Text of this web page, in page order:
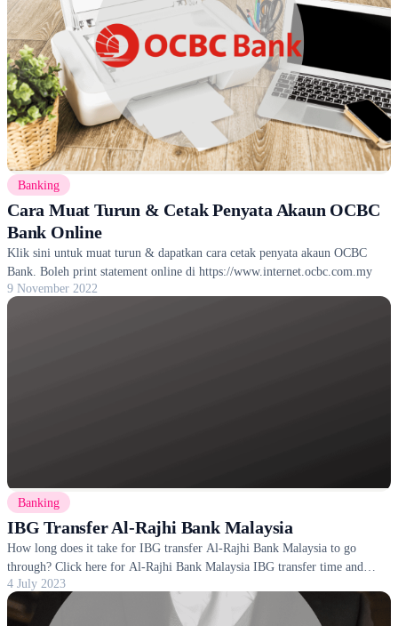
Banking
Cara Muat Turun & Cetak Penyata Akaun OCBC
Bank Online
Klik sini untuk muat turun & dapatkan cara cetak penyata akaun OCBC
Bank. Boleh print statement online di https://www.internet.ocbc.com.my
9 November 2022
Banking
IBG Transfer Al-Rajhi Bank Malaysia
How long does it take for IBG transfer Al-Rajhi Bank Malaysia to go
through? Click here for Al-Rajhi Bank Malaysia IBG transfer time and
always check the transfer status.
4 July 2023